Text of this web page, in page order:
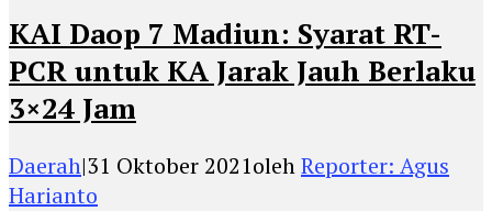
KAI Daop 7 Madiun: Syarat RT-
PCR untuk KA Jarak Jauh Berlaku
3×24 Jam
Daerah|31 Oktober 2021olehReporter: Agus
Harianto